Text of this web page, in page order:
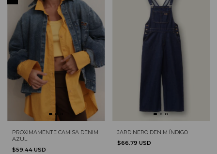
PROXIMAMENTE CAMISA DENIM
AZUL
$59.44 USD
JARDINERO DENIM ÍNDIGO
$66.79 USD